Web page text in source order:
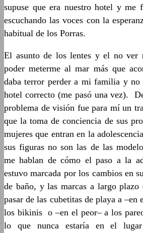
supuse que era nuestro hotel y me
escuchando las voces con la
habitual de los Porras.
El asunto de los lentes y el no ver
poder meterme al mar más que
daba terror perder a mi familia y no
hotel correcto (me pasó una vez).
problema de visión fue para mí un
que la toma de conciencia de sus
mujeres que entran en la
sus figuras no son las de las
me hablan de cómo el paso a la
estuvo marcada por los cambios en
de baño, y las marcas a largo
pasar de las cubetitas de playa a –en
los bikinis o –en el peor– a los
lo que nunca estaría en el